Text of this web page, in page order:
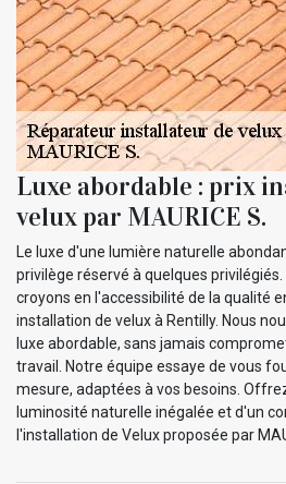
Luxe abordable : prix
velux par MAURICE S.
Le luxe d'une lumière naturelle
privilège réservé à quelques privilégiés.
croyons en l'accessibilité de la qualité
installation de velux à Rentilly. Nous
luxe abordable, sans jamais
travail. Notre équipe essaye de vous
mesure, adaptées à vos besoins.
luminosité naturelle inégalée et d'un
l'installation de Velux proposée par